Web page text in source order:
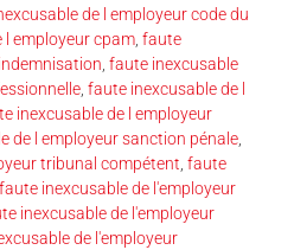
de l employeur code du
l employeur cpam faute
faute inexcusable
faute inexcusable de l
inexcusable de l employeur
de l employeur sanction pénale
tribunal compétent faute
faute inexcusable de l'employeur
inexcusable de l'employeur
de l'employeur